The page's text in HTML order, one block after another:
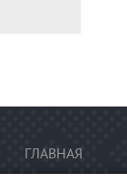
ГЛАВНАЯ